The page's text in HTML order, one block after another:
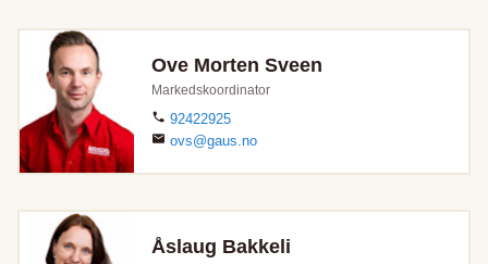
Ove Morten Sveen
Markedskoordinator
92422925
ovs@gaus.no
Åslaug Bakkeli